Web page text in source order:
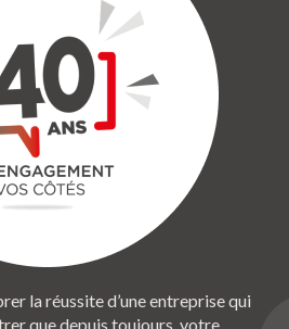
la réussite d’une entreprise qui
que depuis toujours, votre